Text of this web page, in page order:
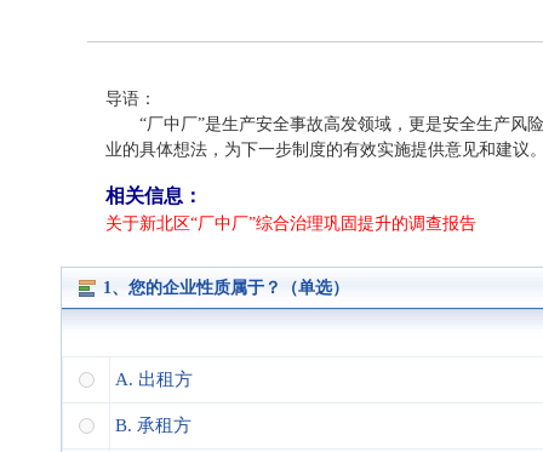
导语：
“厂中厂”是生产安全事故高发领域，更是安全生产风
业的具体想法，为下一步制度的有效实施提供意见和建议
相关信息：
关于新北区“厂中厂”综合治理巩固提升的调查报告
1、您的企业性质属于？（单选）
A. 出租方
B. 承租方